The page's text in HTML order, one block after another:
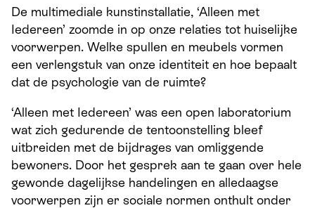
De multimediale kunstinstallatie, ‘Alleen met
Iedereen’ zoomde in op onze relaties tot huiselijke
voorwerpen. Welke spullen en meubels vormen
een verlengstuk van onze identiteit en hoe bepaalt
dat de psychologie van de ruimte?
‘Alleen met Iedereen’ was een open laboratorium
wat zich gedurende de tentoonstelling bleef
uitbreiden met de bijdrages van omliggende
bewoners. Door het gesprek aan te gaan over hele
gewonde dagelijkse handelingen en alledaagse
voorwerpen zijn er sociale normen onthult onder